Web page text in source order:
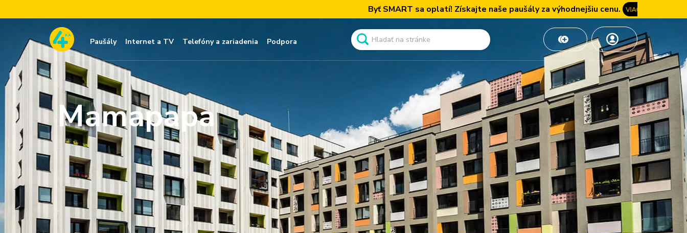
Byť SMART sa oplatí! Získajte naše paušály za výhodnejšiu cenu.VIAC INFO
Paušály Internet a TV Telefóny a zariadenia Podpora
Mamapapa